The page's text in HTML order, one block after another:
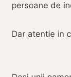
persoane de
Dar atentie in